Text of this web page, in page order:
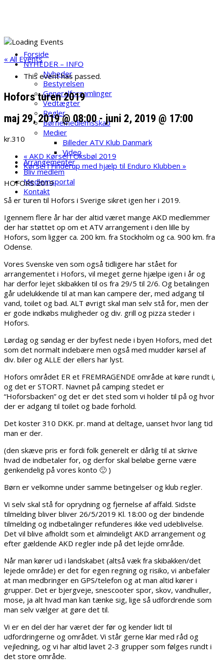
Velkommen til ATV Klub danmark
Forside
NYHEDER – INFO
Nyheder
Bestyrelsen
Generalforsamlinger
Vedtægter
Regler
Børnemedlemsskab
Medier
Billeder ATV Klub Danmark
Video
Arrangementer
Bliv medlem
Medlemsportal
Kontakt
« All Events
This event has passed.
Hofors turen 2019
maj 29, 2019 @ 08:00-juni 2, 2019 @ 17:00
kr.310
« AKD Kørsel i Oksbøl 2019
Kørsel i Finderup med hjælp til Enduro Klubben »
HOFORS 2019
Så er turen til Hofors i Sverige sikret igen her i 2019.
Igennem flere år har der altid været mange AKD medlemmer
der har støttet op om et ATV arrangement i den lille by
Hofors, som ligger ca. 200 km. fra Stockholm og ca. 900 km. fra
Odense.
Vores Svenske ven som også tidligere har stået for
arrangementet i Hofors, vil meget gerne hjælpe igen i år og
har derfor lejet skibakken til os fra 29/5 til 2/6. Og betalingen
går udelukkende til at man kan campere der, med adgang til
vand, toilet og bad. ALT øvrigt skal man selv stå for, men der
er gode indkøbs muligheder og div. grill og pizza steder i
Hofors.
Lørdag og søndag er der byfest nede i byen Hofors, med det
som det normalt indebære men også med mudder kørsel af
div. biler og ALLE der ellers har lyst.
Hofors området ER et FREMRAGENDE område at køre rundt i,
og det er STORT. Navnet på camping stedet er
“Hoforsbacken” og det er det sted som vi holder til på og hvor
der er adgang til toilet og bade forhold.
Det koster 310 DKK. pr. mand at deltage, uanset hvor lang tid
man er der.
(den skæve pris er fordi folk generelt er dårlig til at skrive
hvad de indbetaler for, og derfor skal beløbe gerne være
genkendelig på vores konto 🙂 )
Børn er velkomne under samme betingelser og klub regler.
Vi selv skal stå for oprydning og fjernelse af affald. Sidste
tilmelding bliver bliver 26/5/2019 Kl. 18:00 og der bindende
tilmelding og indbetalinger refunderes ikke ved udeblivelse.
Det vil blive afholdt som et almindeligt AKD arrangement og
efter gældende AKD regler inde på det lejde område.
Når man kører ud i landskabet (altså væk fra skibakken/det
lejede område) er det for egen regning og risiko, vi anbefaler
at man medbringer en GPS/telefon og at man altid kører i
grupper. Det er bjergveje, snescooter spor, skov, vandhuller,
mose, ja alt hvad man kan tænke sig, lige så udfordrende som
man selv vælger at gøre det til.
Vi er en del der har været der før og kender lidt til
udfordringerne og området. Vi står gerne klar med råd og
vejledning, og vi har altid lavet 2-3 grupper som følges rundt i
det store område.